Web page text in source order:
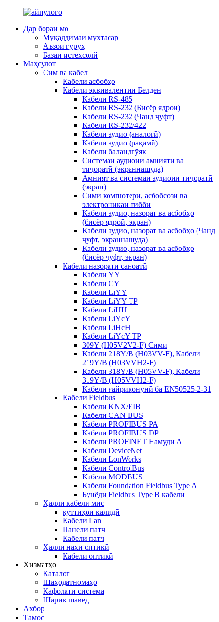
Дар бораи мо
Муқаддимаи мухтасар
Аъзои гурӯҳ
Базаи истехсолй
Маҳсулот
Сим ва кабел
Кабели асбобҳо
Кабели эквивалентии Белден
Кабели RS-485
Кабели RS-232 (Бисёр ядроӣ)
Кабели RS-232 (Чанд ҷуфт)
Кабели RS-232/422
Кабели аудио (аналогӣ)
Кабели аудио (рақамӣ)
Кабели баландгӯяк
Системаи аудиоии амниятӣ ва
тиҷоратӣ (экраннашуда)
Амният ва системаи аудиоии тиҷоратӣ
(экран)
Сими компютерӣ, асбобсозӣ ва
электроникаи тиббӣ
Кабели аудио, назорат ва асбобҳо
(бисёр ядроӣ, экран)
Кабели аудио, назорат ва асбобҳо (Чанд
ҷуфт, экраннашуда)
Кабели аудио, назорат ва асбобҳо
(бисёр ҷуфт, экран)
Кабели назорати саноатӣ
Кабели YY
Кабели CY
Кабели LiYY
Кабели LiYY TP
Кабели LiHH
Кабели LiYcY
Кабели LiHcH
Кабели LiYcY TP
309Y (H05V2V2-F) Сими
Кабели 218Y/B (H03VV-F), Кабели
219Y/B (H03VVH2-F)
Кабели 318Y/B (H05VV-F), Кабели
319Y/B (H05VVH2-F)
Кабели ғайриқонунӣ ба EN50525-2-31
Кабели Fieldbus
Кабели KNX/EIB
Кабели CAN BUS
Кабели PROFIBUS PA
Кабели PROFIBUS DP
Кабели PROFINET Намуди А
Кабели DeviceNet
Кабели LonWorks
Кабели ControlBus
Кабели MODBUS
Кабели Foundation Fieldbus Type A
Бунёди Fieldbus Type B кабели
Ҳалли кабели мис
қуттиҳои калидӣ
Кабели Lan
Панели патч
Кабели патч
Ҳалли нахи оптикӣ
Кабели оптикӣ
Хизматҳо
Каталог
Шаҳодатномаҳо
Кафолати система
Шарик шавед
Ахбор
Тамос